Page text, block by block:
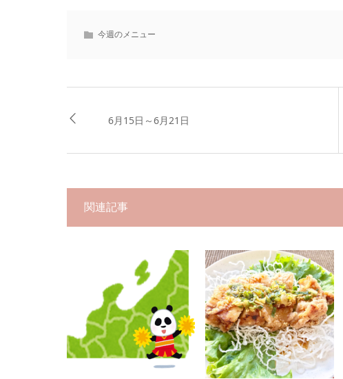
今週のメニュー
6月15日～6月21日
関連記事